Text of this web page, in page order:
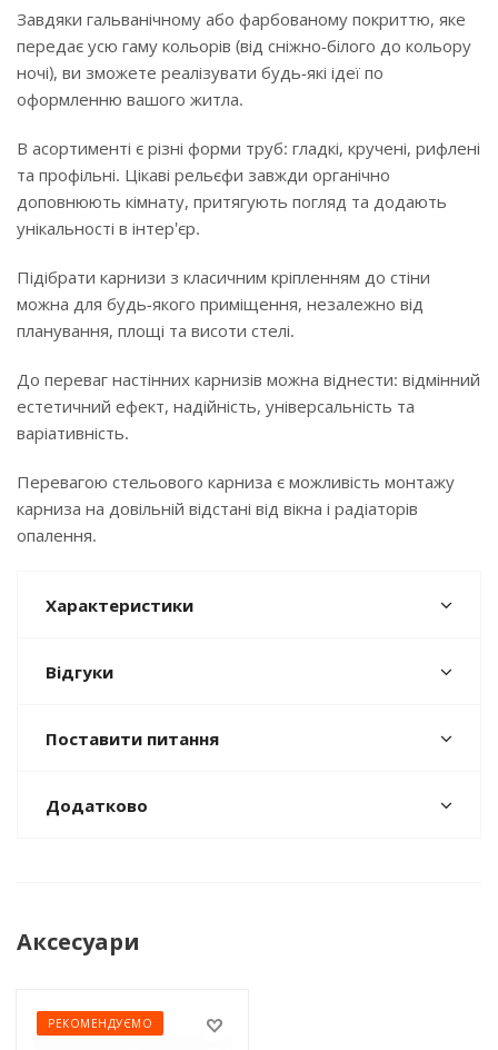
Завдяки гальванічному або фарбованому покриттю, яке
передає усю гаму кольорів (від сніжно-білого до кольору
ночі), ви зможете реалізувати будь-які ідеї по
оформленню вашого житла.
В асортименті є різні форми труб: гладкі, кручені, рифлені
та профільні. Цікаві рельєфи завжди органічно
доповнюють кімнату, притягують погляд та додають
унікальності в інтер'єр.
Підібрати карнизи з класичним кріпленням до стіни
можна для будь-якого приміщення, незалежно від
планування, площі та висоти стелі.
До переваг настінних карнизів можна віднести: відмінний
естетичний ефект, надійність, універсальність та
варіативність.
Перевагою стельового карниза є можливість монтажу
карниза на довільній відстані від вікна і радіаторів
опалення.
Характеристики
Відгуки
Поставити питання
Додатково
Аксесуари
РЕКОМЕНДУЄМО